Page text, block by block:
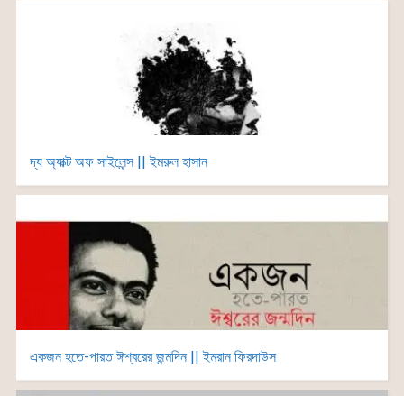
দ্য অ্যাক্ট অফ সাইলেন্স || ইমরুল হাসান
একজন হতে-পারত ঈশ্বরের জন্মদিন || ইমরান ফিরদাউস